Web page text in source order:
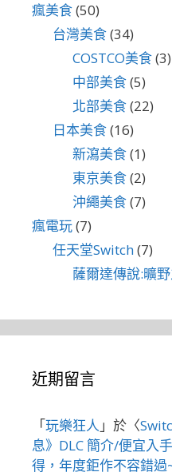
瘋美食(50)
台灣美食(34)
COSTCO美食(3)
中部美食(5)
北部美食(22)
日本美食(16)
新瀉美食(1)
東京美食(2)
沖繩美食(7)
瘋電玩(7)
任天堂Switch(7)
薩爾達傳說:曠
近期留言
「玩樂狂人 」於〈
息》DLC 簡介/便宜入
得，年度鉅作不容錯過